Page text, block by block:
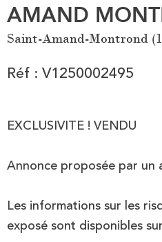
AMAND
Saint-Amand-Montrond
Réf : V1250002495
EXCLUSIVITE ! VENDU
Annonce proposée par un
Les informations sur les
exposé sont disponibles